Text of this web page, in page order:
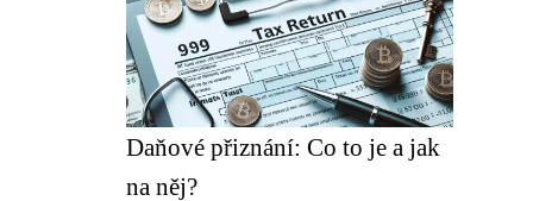
Daňové přiznání: Co to je a jak
na něj?